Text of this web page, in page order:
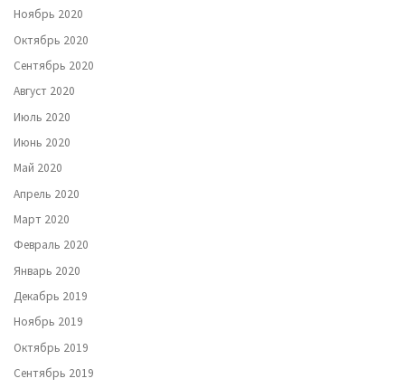
Ноябрь 2020
Октябрь 2020
Сентябрь 2020
Август 2020
Июль 2020
Июнь 2020
Май 2020
Апрель 2020
Март 2020
Февраль 2020
Январь 2020
Декабрь 2019
Ноябрь 2019
Октябрь 2019
Сентябрь 2019